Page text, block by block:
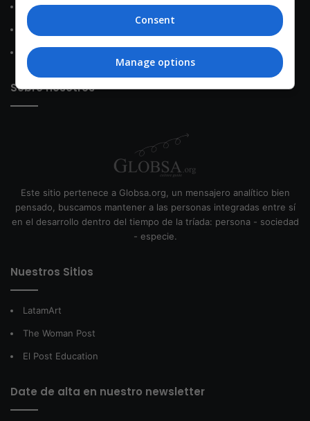
Contacto
Política de Privacidad
Política de Cookies
Sobre nosotros
Este sitio pertenece a Globsa.org, un mensajero analítico bien
pensado, buscamos mantener a las personas integradas entre sí
en el desarrollo dentro del tiempo de la tríada: persona - sociedad
- especie.
Nuestros Sitios
LatamArt
The Woman Post
El Post Education
Date de alta en nuestro newsletter
Consent
Manage options